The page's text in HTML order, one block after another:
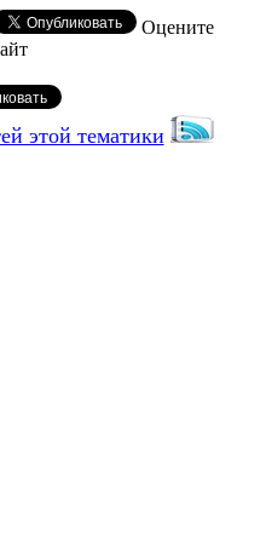
Оцените
этой тематики